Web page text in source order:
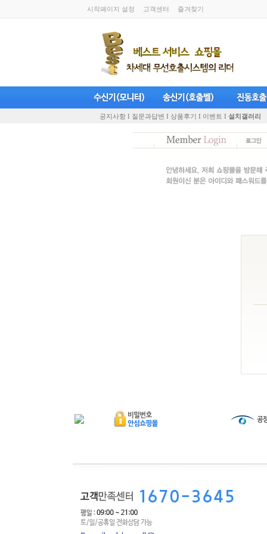
시작페이지 설정 고객센터 즐겨찾기
공지사항 I 질문과답변 I 상품후기 I 이벤트 I 설치갤러리